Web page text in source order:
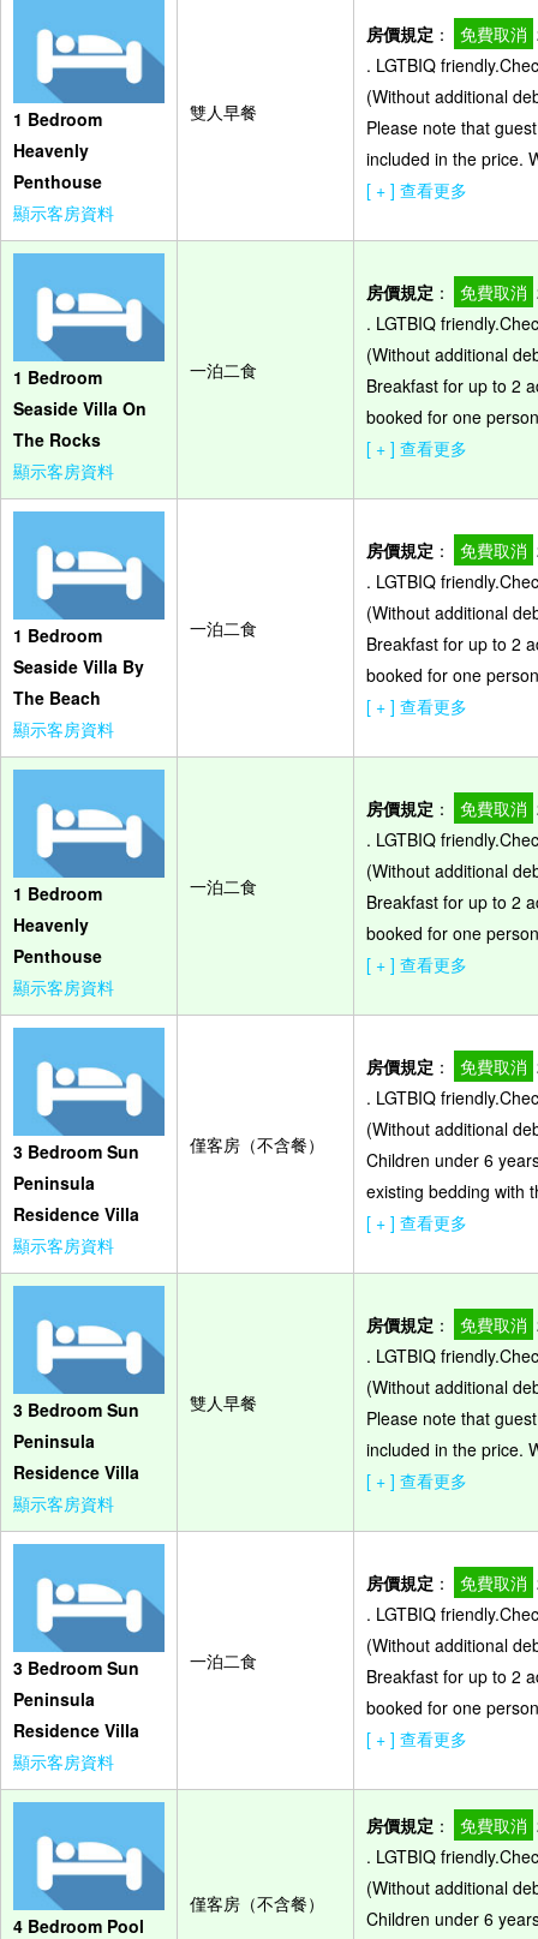
1 Bedroom
Heavenly
Penthouse
顯示客房資料
雙人早餐
房價規定 ： 免費取消
. LGTBIQ
(Without additional
Please note that
included in the price.
[ + ] 查看更多
1 Bedroom
Seaside Villa On
The Rocks
顯示客房資料
一泊二食
房價規定 ： 免費取消
. LGTBIQ
(Without additional
Breakfast for up to 2
booked for one
[ + ] 查看更多
1 Bedroom
Seaside Villa By
The Beach
顯示客房資料
一泊二食
房價規定 ： 免費取消
. LGTBIQ
(Without additional
Breakfast for up to 2
booked for one
[ + ] 查看更多
1 Bedroom
Heavenly
Penthouse
顯示客房資料
一泊二食
房價規定 ： 免費取消
. LGTBIQ
(Without additional
Breakfast for up to 2
booked for one
[ + ] 查看更多
3 Bedroom Sun
Peninsula
Residence Villa
顯示客房資料
僅客房（不含餐）
房價規定 ： 免費取消
. LGTBIQ
(Without additional
Children under 6
existing bedding with
[ + ] 查看更多
3 Bedroom Sun
Peninsula
Residence Villa
顯示客房資料
雙人早餐
房價規定 ： 免費取消
. LGTBIQ
(Without additional
Please note that
included in the price.
[ + ] 查看更多
3 Bedroom Sun
Peninsula
Residence Villa
顯示客房資料
一泊二食
房價規定 ： 免費取消
. LGTBIQ
(Without additional
Breakfast for up to 2
booked for one
[ + ] 查看更多
4 Bedroom Pool
僅客房（不含餐）
房價規定 ： 免費取消
. LGTBIQ
(Without additional
Children under 6